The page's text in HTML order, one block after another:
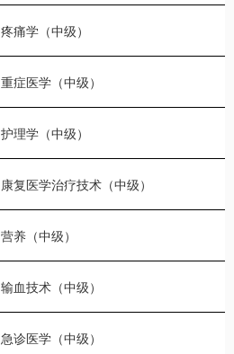
疼痛学（中级）
重症医学（中级）
护理学（中级）
康复医学治疗技术（中级）
营养（中级）
输血技术（中级）
急诊医学（中级）